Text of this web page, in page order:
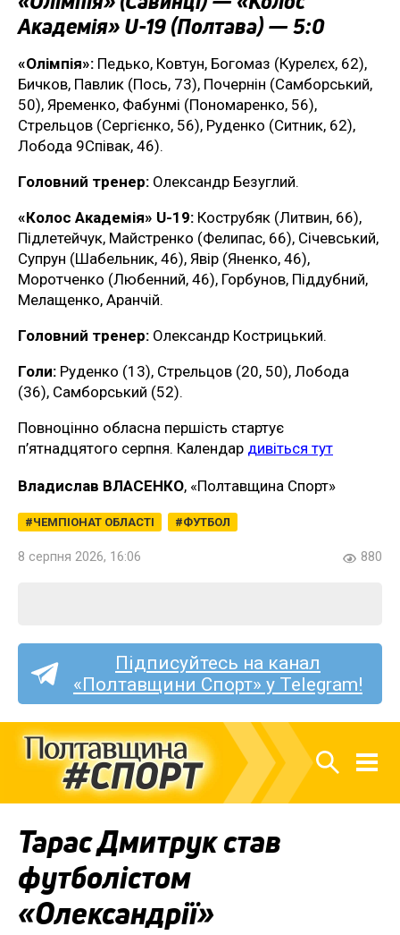
Академія» U-19 (Полтава) — 5:0
«Олімпія»: Педько, Ковтун, Богомаз (Курелєх, 62),
Бичков, Павлик (Пось, 73), Почернін (Самборський,
50), Яременко, Фабунмі (Пономаренко, 56),
Стрельцов (Сергієнко, 56), Руденко (Ситник, 62),
Лобода 9Співак, 46).
Головний тренер: Олександр Безуглий.
«Колос Академія» U-19: Кострубяк (Литвин, 66),
Підлетейчук, Майстренко (Фелипас, 66), Січевський,
Супрун (Шабельник, 46), Явір (Яненко, 46),
Моротченко (Любенний, 46), Горбунов, Піддубний,
Мелащенко, Аранчій.
Головний тренер: Олександр Кострицький.
Голи: Руденко (13), Стрельцов (20, 50), Лобода
(36), Самборський (52).
Повноцінно обласна першість стартує
п’ятнадцятого серпня. Календар дивіться тут
Владислав ВЛАСЕНКО, «Полтавщина Спорт»
ЧЕМПІОНАТ ОБЛАСТІ ФУТБОЛ
8 серпня 2026, 16:06 880
Підписуйтесь на канал
«Полтавщини Спорт» у Telegram!
Тарас Дмитрук став
футболістом
«Олександрії»